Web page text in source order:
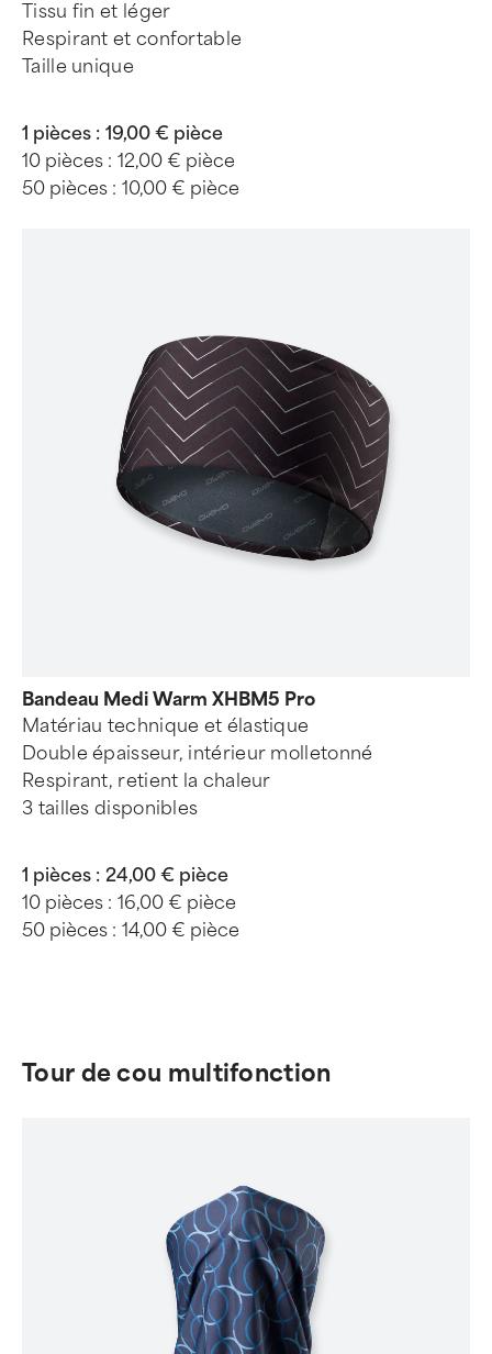
Tissu fin et léger
Respirant et confortable
Taille unique
1 pièces : 19,00 € pièce
10 pièces : 12,00 € pièce
50 pièces : 10,00 € pièce
Bandeau Medi Warm XHBM5 Pro
Matériau technique et élastique
Double épaisseur, intérieur molletonné
Respirant, retient la chaleur
3 tailles disponibles
1 pièces : 24,00 € pièce
10 pièces : 16,00 € pièce
50 pièces : 14,00 € pièce
Tour de cou multifonction